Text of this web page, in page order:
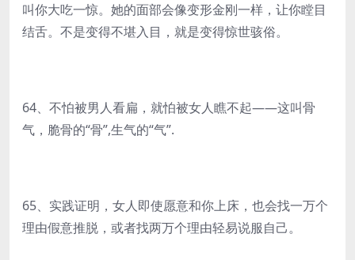
叫你大吃一惊。她的面部会像变形金刚一样，让你瞠目
结舌。不是变得不堪入目，就是变得惊世骇俗。
64、不怕被男人看扁，就怕被女人瞧不起——这叫骨
气，脆骨的“骨”,生气的“气”.
65、实践证明，女人即使愿意和你上床，也会找一万个
理由假意推脱，或者找两万个理由轻易说服自己。